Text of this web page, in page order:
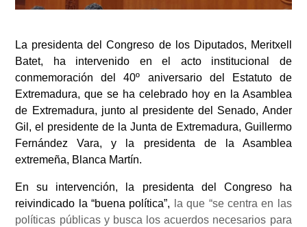
La presidenta del Congreso de los Diputados, Meritxell
Batet, ha intervenido en el acto institucional de
conmemoración del 40º aniversario del Estatuto de
Extremadura, que se ha celebrado hoy en la Asamblea
de Extremadura, junto al presidente del Senado, Ander
Gil, el presidente de la Junta de Extremadura, Guillermo
Fernández Vara, y la presidenta de la Asamblea
extremeña, Blanca Martín.
En su intervención, la presidenta del Congreso ha
reivindicado la “buena política”,
la que “se centra en las
políticas públicas y busca los acuerdos necesarios para